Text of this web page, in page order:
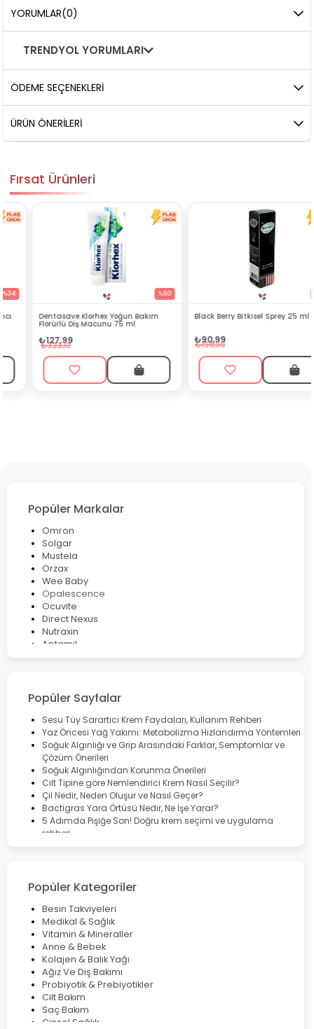
YORUMLAR(0)
TRENDYOL YORUMLARI
ÖDEME SEÇENEKLERI
ÜRÜN ÖNERILERI
Fırsat Ürünleri
Dentasave Klorhex Yoğun Bakım
Florürlü Diş Macunu 75 ml
₺127,99
₺323,13
Black Berry Bitkisel Sprey 25 ml
₺90,99
₺199,90
Popüler Markalar
Omron
Solgar
Mustela
Orzax
Wee Baby
Opalescence
Ocuvite
Direct Nexus
Nutraxin
Aptamil
Lansinoh
Cebrolux
Dermoskin
Marvis
Rcfarma
Popüler Sayfalar
Sesu Tüy Sarartıcı Krem Faydaları, Kullanım Rehberi
Yaz Öncesi Yağ Yakımı: Metabolizma Hızlandırma Yöntemleri
Soğuk Algınlığı ve Grip Arasındaki Farklar, Semptomlar ve
Çözüm Önerileri
Soğuk Algınlığından Korunma Önerileri
Cilt Tipine göre Nemlendirici Krem Nasıl Seçilir?
Çil Nedir, Neden Oluşur ve Nasıl Geçer?
Bactigras Yara Örtüsü Nedir, Ne İşe Yarar?
5 Adımda Pişiğe Son! Doğru krem seçimi ve uygulama
rehberi
Çözüm Yolları
Bocavirüs Enfeksiyonu Hakkında Bilmeniz Gerekenler
Deep Flex Topraklama Matı Nedir? Detaylı Rehber
Mumiyo Nedir? Faydaları ve Kullanım Alanları Nelerdir?
Popüler Kategoriler
Besin Takviyeleri
Medikal & Sağlık
Vitamin & Mineraller
Anne & Bebek
Kolajen & Balık Yağı
Ağız Ve Diş Bakımı
Probiyotik & Prebiyotikler
Cilt Bakım
Saç Bakım
Cinsel Sağlık